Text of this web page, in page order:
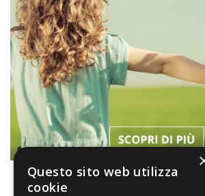
Questo sito web utilizza
cookie